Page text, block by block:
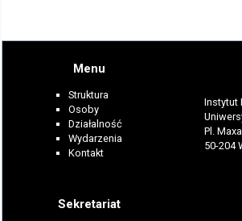
Menu
Struktura
Osoby
Działalność
Wydarzenia
Kontakt
Instytut
Pl.
50-204
Sekretariat